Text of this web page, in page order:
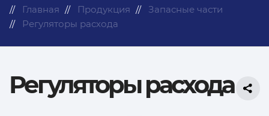
Главная Продукция
Запасные части
Регуляторы расхода
Регуляторы расхода